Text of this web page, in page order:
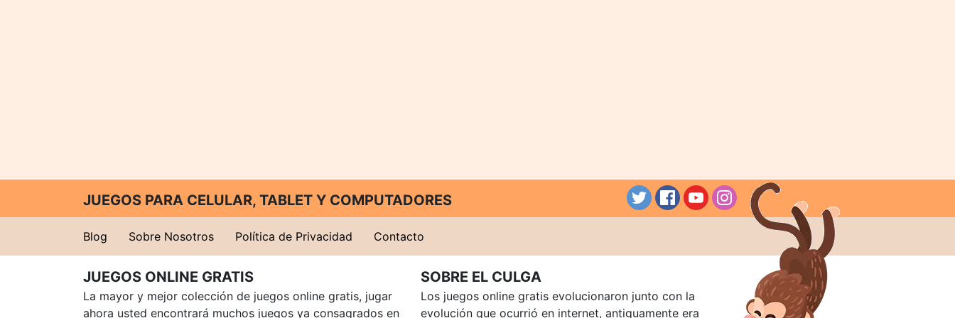
JUEGOS PARA CELULAR, TABLET Y COMPUTADORES
Blog Sobre Nosotros Política de Privacidad Contacto
JUEGOS ONLINE GRATIS
La mayor y mejor colección de juegos online gratis, jugar
ahora usted encontrará muchos juegos ya consagrados en
SOBRE EL CULGA
Los juegos online gratis evolucionaron junto con la
evolución que ocurrió en internet, antiguamente era